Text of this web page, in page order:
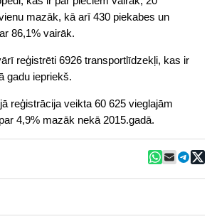
mazāk, kā arī 430 piekabes un
86,1% vairāk.
reģistrēti 6926 transportlīdzekļi, kas ir
gadu iepriekš.
reģistrācija veikta 60 625 vieglajām
4,9% mazāk nekā 2015.gadā.